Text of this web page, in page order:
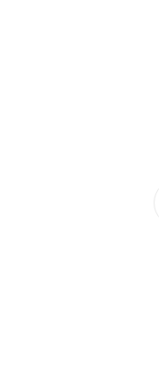
Intro per